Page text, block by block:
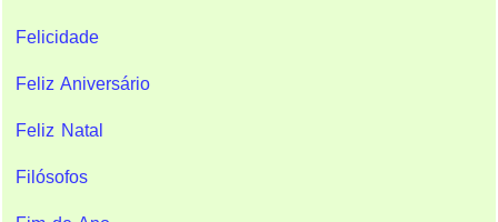
Felicidade
Feliz Aniversário
Feliz Natal
Filósofos